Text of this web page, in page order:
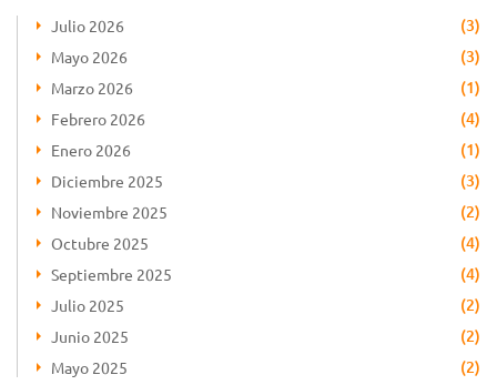
Julio 2026 (3)
Mayo 2026 (3)
Marzo 2026 (1)
Febrero 2026 (4)
Enero 2026 (1)
Diciembre 2025 (3)
Noviembre 2025 (2)
Octubre 2025 (4)
Septiembre 2025 (4)
Julio 2025 (2)
Junio 2025 (2)
Mayo 2025 (2)